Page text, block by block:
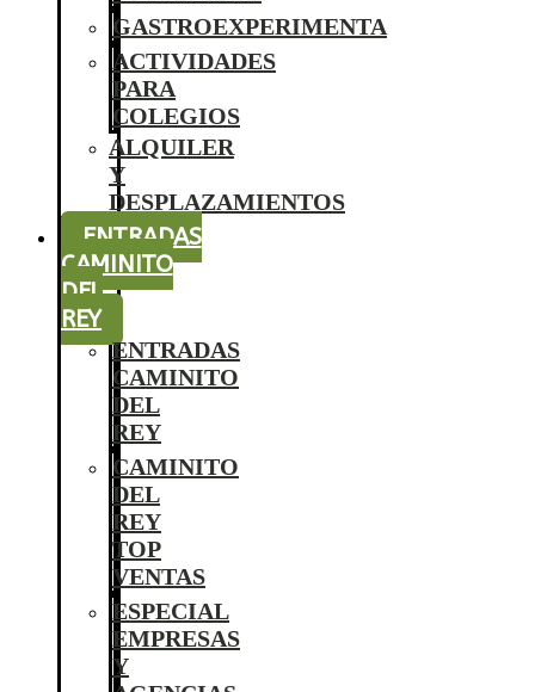
GASTROEXPERIMENTA
ACTIVIDADES
PARA
COLEGIOS
ALQUILER
Y
DESPLAZAMIENTOS
ENTRADAS
CAMINITO
DEL
REY
ENTRADAS
CAMINITO
DEL
REY
CAMINITO
DEL
REY
TOP
VENTAS
ESPECIAL
EMPRESAS
Y